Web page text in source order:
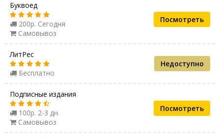
Буквоед
200р. Сегодня
Самовывоз
Посмотреть
ЛитРес
Бесплатно
Недоступно
Подписные издания
100р. 2-3 дн.
Самовывоз
Посмотреть